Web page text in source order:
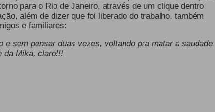
para o Rio de Janeiro, através de um clique dentro
além de dizer que foi liberado do trabalho, também
e familiares:
e sem pensar duas vezes, voltando pra matar a saudade
da Mika, claro!!!